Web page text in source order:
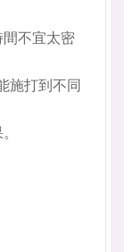
不宜太密
施打到不同